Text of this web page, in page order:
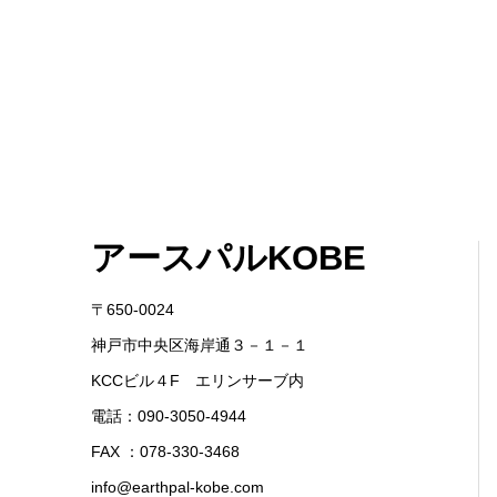
アースパルKOBE
〒650-0024
神戸市中央区海岸通３－１－１
KCCビル４F エリンサーブ内
電話：090-3050-4944
FAX ：078-330-3468
info@earthpal-kobe.com